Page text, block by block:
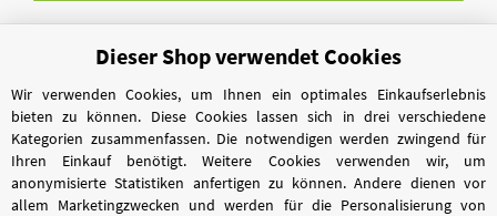
Vertrag widerrufen
Dieser Shop verwendet Cookies
Wir verwenden Cookies, um Ihnen ein optimales Einkaufserlebnis
bieten zu können. Diese Cookies lassen sich in drei verschiedene
Kategorien zusammenfassen. Die notwendigen werden zwingend für
Ihren Einkauf benötigt. Weitere Cookies verwenden wir, um
anonymisierte Statistiken anfertigen zu können. Andere dienen vor
allem Marketingzwecken und werden für die Personalisierung von